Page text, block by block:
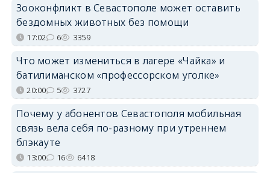
Зооконфликт в Севастополе может оставить
бездомных животных без помощи
17:02 6 3359
Что может измениться в лагере «Чайка» и
батилиманском «профессорском уголке»
20:00 5 3727
Почему у абонентов Севастополя мобильная
связь вела себя по-разному при утреннем
блэкауте
13:00 16 6418